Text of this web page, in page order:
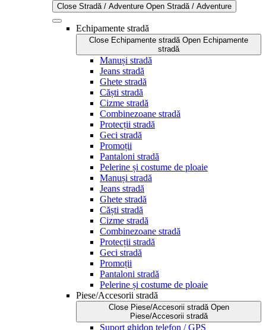
Close Stradă / Adventure Open Stradă / Adventure
Echipamente stradă
Close Echipamente stradă Open Echipamente
stradă
Manuși stradă
Jeans stradă
Ghete stradă
Căști stradă
Cizme stradă
Combinezoane stradă
Protecții stradă
Geci stradă
Promoții
Pantaloni stradă
Pelerine și costume de ploaie
Manuși stradă
Jeans stradă
Ghete stradă
Căști stradă
Cizme stradă
Combinezoane stradă
Protecții stradă
Geci stradă
Promoții
Pantaloni stradă
Pelerine și costume de ploaie
Piese/Accesorii stradă
Close Piese/Accesorii stradă Open
Piese/Accesorii stradă
Suport ghidon telefon / GPS